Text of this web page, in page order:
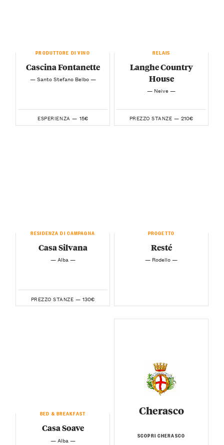
PRODUTTORE DI VINO
Cascina Fontanette
— Santo Stefano Belbo —
ESPERIENZA — 15€
RELAIS
Langhe Country
House
— Neive —
PREZZO STANZE — 210€
RESIDENZA DI CAMPAGNA
Casa Silvana
— Alba —
PREZZO STANZE — 130€
PROGETTO
Resté
— Rodello —
BED & BREAKFAST
Casa Soave
— Alba —
Cherasco
SCOPRI CHERASCO